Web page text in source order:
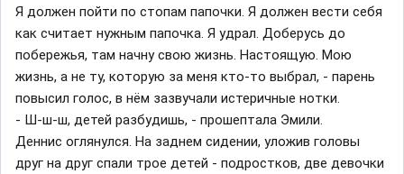
Я должен пойти по стопам папочки. Я должен вести себя
как считает нужным папочка. Я удрал. Доберусь до
побережья, там начну свою жизнь. Настоящую. Мою
жизнь, а не ту, которую за меня кто-то выбрал, - парень
повысил голос, в нём зазвучали истеричные нотки.
- Ш-ш-ш, детей разбудишь, - прошептала Эмили.
Деннис оглянулся. На заднем сидении, уложив головы
друг на друг спали трое детей - подростков, две девочки